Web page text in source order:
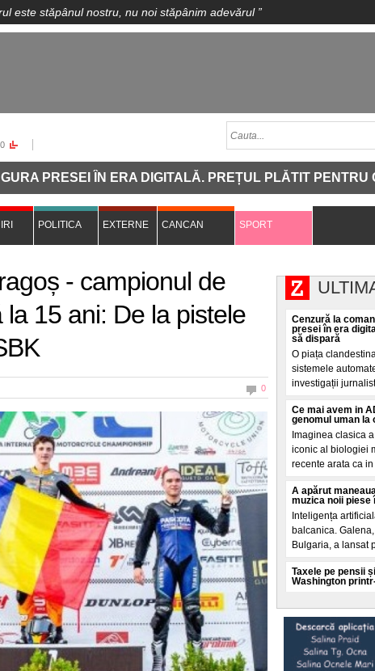
este stăpânul nostru, nu noi stăpânim adevărul”
ÎN ERA DIGITALĂ. PREȚUL PLĂTIT PENTRU CA O
POLITICA EXTERNE CANCAN SPORT
- campionul de
15 ani: De la pistele
0
Cenzură la
presei în era
să dispară
O piața
sistemele
investigații
Ce mai avem in
genomul uman la
Imaginea clasica
iconic al biologiei
recente arata ca
A apărut
muzica noii piese
Inteligența
balcanica.
Bulgaria, a lansat
Taxele pe pensii
Washington
aprilie prin
condiționeaza
O teorie
spatele valului de